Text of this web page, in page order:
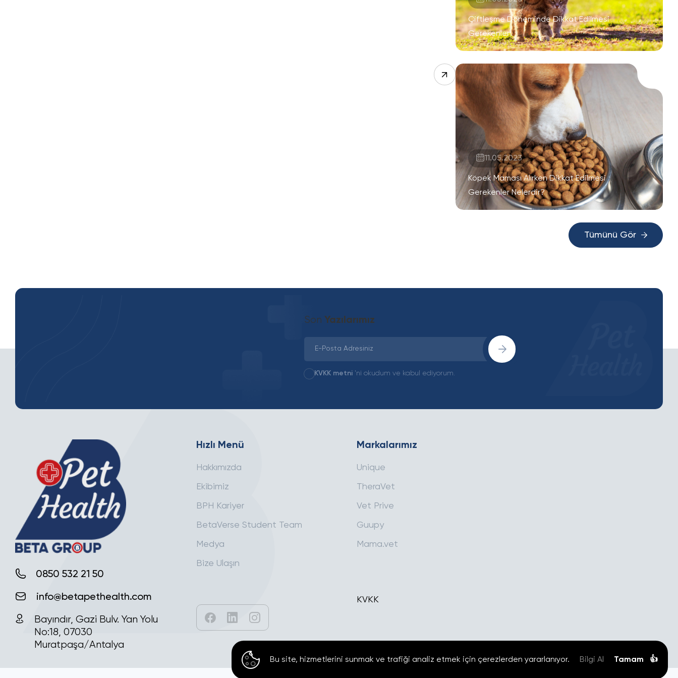
Çiftleşme Döneminde Dikkat Edilmesi
Gerekenler
11.05.2023
Köpek Maması Alırken Dikkat Edilmesi
Gerekenler Nelerdir?
Tümünü Gör
Son Yazılarımız
KVKK metni 'ni okudum ve kabul ediyorum.
0850 532 21 50
info@betapethealth.com
Bayındır, Gazi Bulv. Yan Yolu
No:18, 07030
Muratpaşa/Antalya
Hızlı Menü
Hakkımızda
Ekibimiz
BPH Kariyer
BetaVerse Student Team
Medya
Bize Ulaşın
Markalarımız
Unique
TheraVet
Vet Prive
Guupy
Mama.vet
KVKK
Bu site, hizmetlerini sunmak ve trafiği analiz etmek için çerezlerden yararlanıyor. Bilgi Al Tamam 👍